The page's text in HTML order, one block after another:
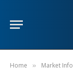
Home » Market Info